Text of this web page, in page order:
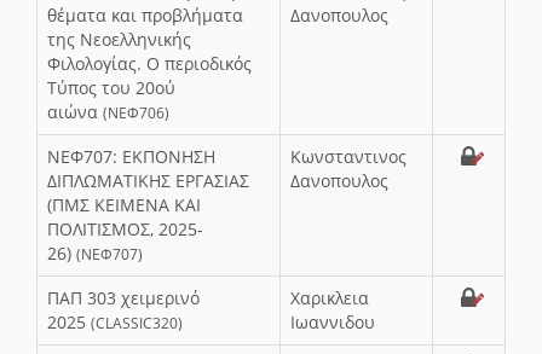
θέματα και προβλήματα
της Νεοελληνικής
Φιλολογίας. Ο περιοδικός
Τύπος του 20ού
αιώνα (ΝΕΦ706)
Δανοπουλος
ΝΕΦ707: ΕΚΠΟΝΗΣΗ
ΔΙΠΛΩΜΑΤΙΚΗΣ ΕΡΓΑΣΙΑΣ
(ΠΜΣ ΚΕΙΜΕΝΑ ΚΑΙ
ΠΟΛΙΤΙΣΜΟΣ, 2025-
26) (ΝΕΦ707)
Κωνσταντινος
Δανοπουλος
ΠΑΠ 303 χειμερινό
2025 (CLASSIC320)
Χαρικλεια
Ιωαννιδου